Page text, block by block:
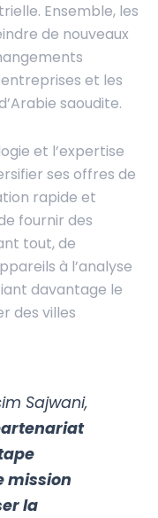
Ensemble, les
de nouveaux
et les
saoudite.
et l’expertise
ses offres de
rapide et
fournir des
tout, de
à l’analyse
davantage le
des villes
Sajwani,
mission
la